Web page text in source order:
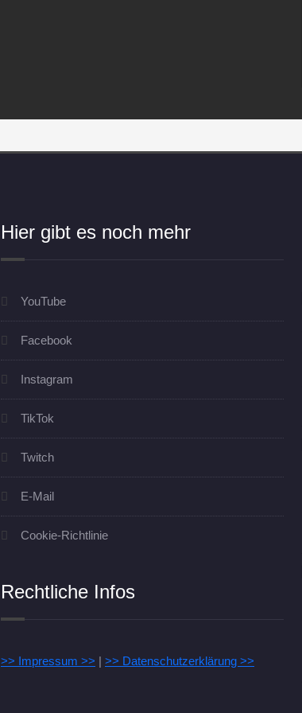
Hier gibt es noch mehr
YouTube
Facebook
Instagram
TikTok
Twitch
E-Mail
Cookie-Richtlinie
Rechtliche Infos
>> Impressum >> | >> Datenschutzerklärung >>